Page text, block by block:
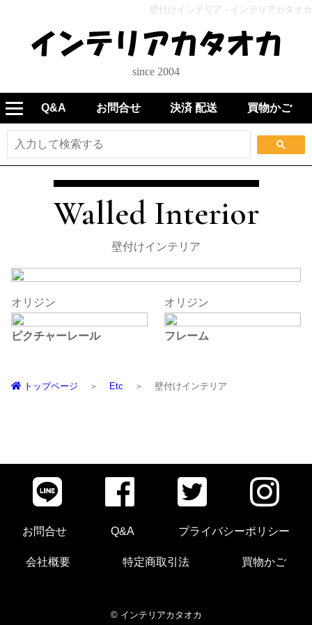
壁付けインテリア - インテリアカタオカ
since 2004
Walled Interior
壁付けインテリア
オリジン
ピクチャーレール
オリジン
フレーム
トップページ Etc 壁付けインテリア
Q&A お問合せ 決済 配送 買物かご
お問合せ Q&A プライバシーポリシー
会社概要 特定商取引法 買物かご
© インテリアカタオカ